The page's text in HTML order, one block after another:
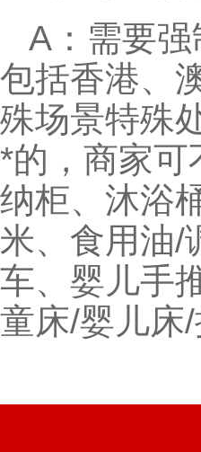
A：需要
包括香港、
殊场景特殊
*的，商家可
纳柜、沐浴
米、食用油/
车、婴儿手
童床/婴儿床